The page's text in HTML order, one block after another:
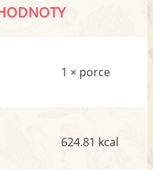
1 × porce
624.81 kcal